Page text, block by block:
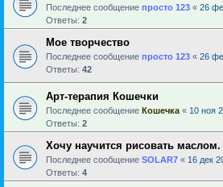
Последнее сообщение просто 123 « 26
Ответы: 2
Мое творчество
Последнее сообщение просто 123 « 26
Ответы: 42
Арт-терапия Кошечки
Последнее сообщение Кошечка « 10 ноя
Ответы: 2
Хочу научится рисовать
Последнее сообщение SOLAR7 « 16 дек
Ответы: 4